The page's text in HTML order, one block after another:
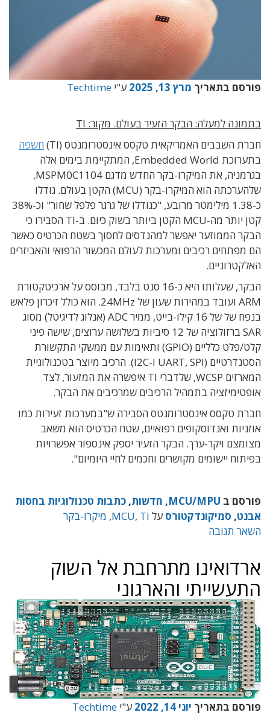
פורסם בתאריך מרץ 13, 2025 ע"י Techtime
בתמונה למעלה: הבקר הזעיר בעולם. מקור: TI
חברת השבבים האמריקאית טקסס אינסטרומנטס (TI)
חשפה
בתערוכת Embedded World, המתקיימת בימים אלה
בגרמניה, את המיקרו-בקר החדש מדגם MSPM0C1104,
שלהערכתה הוא המיקרו-בקר (MCU) הקטן בעולם. גודלו
כ-1.38 מילימטר מרובע, "כגודלו של גרגר פלפל שחור" וכ-38%
קטן יותר מה-MCU הקטן ביותר בשוק כיום. ב-TI הסבירו כי
הבקר הממוזער יאפשר למהנדסים לחסוך בשטח הכרטיס כאשר
הם מפתחים רכיבים ומערכות לעולם המכשור הרפואי והאביזרים
האלקטרוניים.
הבקר, שעלותו היא כ-16 סנט בלבד, מבוסס על ארכיטקטורת
ARM ועובד במהירות שעון של 24MHz. הוא כולל זיכרון פלאש
בנפח של של 16 קילו-בייט, ממיר ADC (אנלוג לדיגיטל) מסוג
SAR ברזולוציה של 12 סיביות בשלושה ערוצים, שישה פיני
קלט/פלט כלליים (GPIO) ותאימות עם ממשקי התקשורת
הסטנדרטיים (UART, SPI ו-I2C). הרכיב מיוצר בטכנולוגיית
המארזים WCSP, שלדברי TI איפשרה את המזעור, לצד
אופטימיזציה בתמהיל הרכיבים שמרכיבים את הבקר.
חברת טקסס אינסטרומנטס הסבירה ש"במערכות זעירות כמו
אוזניות ואנדוסקופים רפואיים, שטח הכרטיס הוא משאב
מצומצם ויקר-ערך. הבקר הזעיר יספק אינספור אפשרויות
בפיתוח יישומים מקושרים וחכמים לחיי היומיום".
פורסם ב MCU/MPU
, חדשות, כתבות טכנולוגיות בחסות
אבנט, סמיקונדקטורס על MCU, TI
, מיקרו-בקר
השאר תגובה
ארדואינו מתרחבת אל השוק
התעשייתי והארגוני
פורסם בתאריך יוני 14, 2022 ע"י Techtime